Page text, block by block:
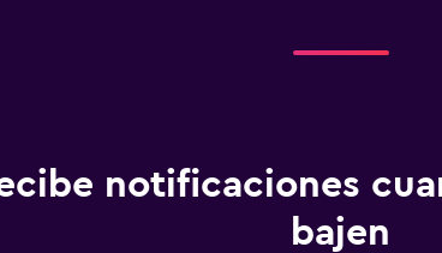
notificaciones
bajen